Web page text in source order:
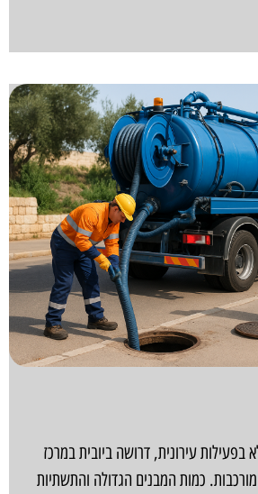
בפעילות עירונית, דרושה ביובית במרכז
כמות המבנים הגדולה והתשתיות